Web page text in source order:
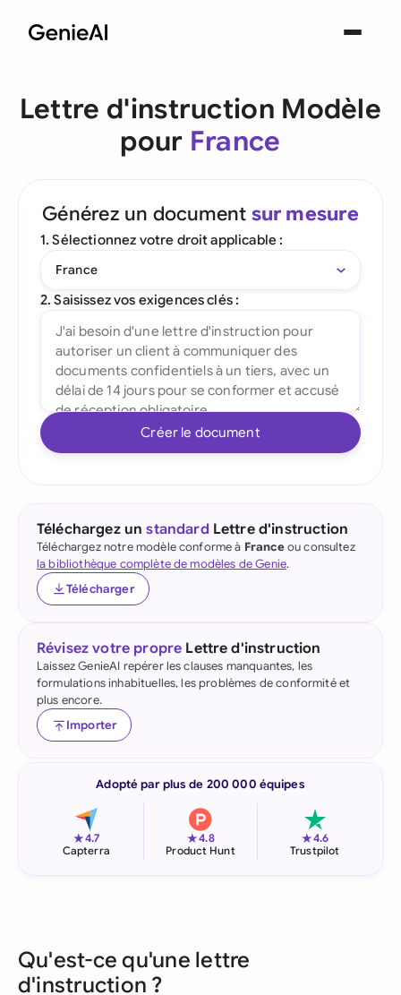
Lettre d'instruction Modèle
pour France
Générez un document sur mesure
1. Sélectionnez votre droit applicable :
France
2. Saisissez vos exigences clés :
Créer le document
Téléchargez unstandardLettre d'instruction
Téléchargez notre modèle conforme à Franceou consultez
la bibliothèque complète de modèles de Genie.
Télécharger
Révisez votre propre Lettre d'instruction
Laissez GenieAI repérer les clauses manquantes, les
formulations inhabituelles, les problèmes de conformité et
plus encore.
Importer
Adopté par plus de 200 000 équipes
★4.7
Capterra
★4.8
Product Hunt
★4.6
Trustpilot
Qu'est-ce qu'une lettre
d'instruction ?